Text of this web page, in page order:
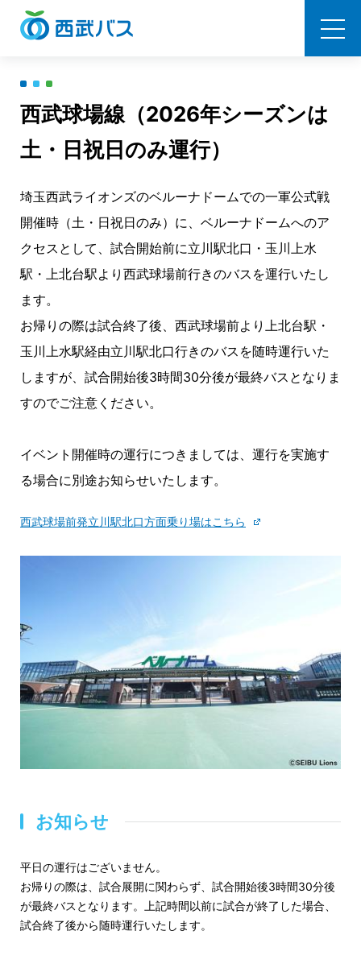
西武球場線（2026年シーズンは
土・日祝日のみ運行）
埼玉西武ライオンズのベルーナドームでの一軍公式戦
開催時（土・日祝日のみ）に、ベルーナドームへのア
クセスとして、試合開始前に立川駅北口・玉川上水
駅・上北台駅より西武球場前行きのバスを運行いたし
ます。
お帰りの際は試合終了後、西武球場前より上北台駅・
玉川上水駅経由立川駅北口行きのバスを随時運行いた
しますが、試合開始後3時間30分後が最終バスとなりま
すのでご注意ください。
イベント開催時の運行につきましては、運行を実施す
る場合に別途お知らせいたします。
西武球場前発立川駅北口方面乗り場はこちら
お知らせ
平日の運行はございません。
お帰りの際は、試合展開に関わらず、試合開始後3時間30分後
が最終バスとなります。上記時間以前に試合が終了した場合、
試合終了後から随時運行いたします。